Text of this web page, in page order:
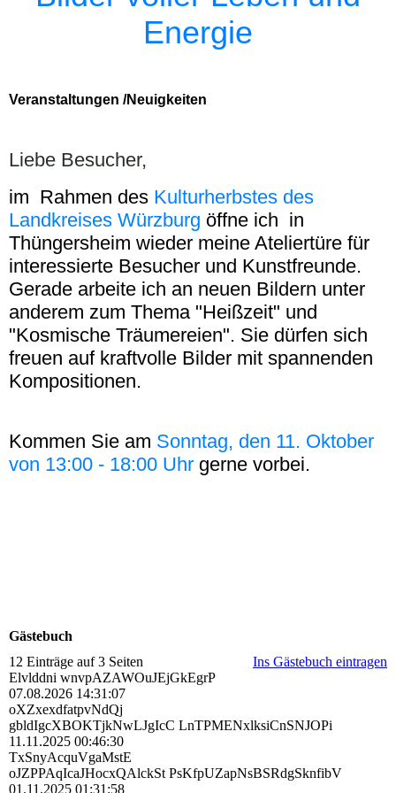
Energie
Veranstaltungen /Neuigkeiten
Liebe Besucher,
im Rahmen des Kulturherbstes des
Landkreises Würzburg öffne ich in
Thüngersheim wieder meine Ateliertüre für
interessierte Besucher und Kunstfreunde.
Gerade arbeite ich an neuen Bildern unter
anderem zum Thema "Heißzeit" und
"Kosmische Träumereien". Sie dürfen sich
freuen auf kraftvolle Bilder mit spannenden
Kompositionen.
Kommen Sie am Sonntag, den 11. Oktober
von 13:00 - 18:00 Uhr gerne vorbei.
Gästebuch
12 Einträge auf 3 Seiten
Ins Gästebuch eintragen
Elvlddni wnvpAZAWOuJEjGkEgrP
07.08.2026 14:31:07
oXZxexdfatpvNdQj
gbldIgcXBOKTjkNwLJgIcC LnTPMENxlksiCnSNJOPi
11.11.2025 00:46:30
TxSnyAcquVgaMstE
oJZPPAqIcaJHocxQAlckSt PsKfpUZapNsBSRdgSknfibV
01.11.2025 01:31:58